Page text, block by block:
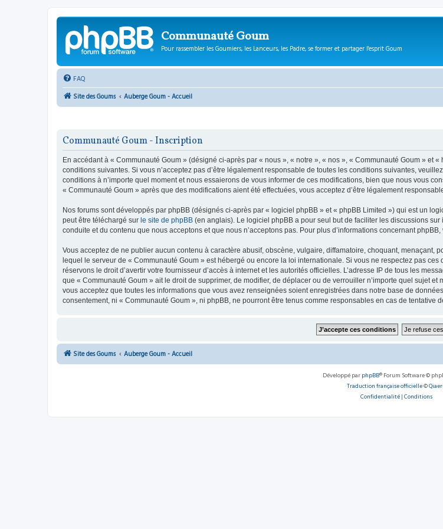
Communauté Goum
Pour rassembler les Goumiers, les Lanceurs, les Padre, se former et partager l'esprit Goum
FAQ
Site des Goums
Auberge Goum - Accueil
Communauté Goum - Inscription
En accédant à « Communauté Goum » (désigné ci-après par « nous », « notre », « nos », « Communauté Goum » et
conditions suivantes. Si vous n’acceptez pas d’être légalement responsable de toutes les conditions suivantes,
conditions à n’importe quel moment et nous essaierons de vous informer de ces modifications, bien que nous vous
« Communauté Goum » après que des modifications aient été effectuées, vous acceptez d’être légalement
Nos forums sont développés par phpBB (désignés ci-après par « logiciel phpBB » et « phpBB Limited ») qui est un
peut être téléchargé sur le site de phpBB (en anglais). Le logiciel phpBB a pour seul but de faciliter les discussions
conduite et du contenu que nous acceptons et que nous n’acceptons pas. Pour plus d’informations concernant
Vous acceptez de ne publier aucun contenu à caractère abusif, obscène, vulgaire, diffamatoire, choquant,
lequel le serveur de « Communauté Goum » est hébergé ou encore la loi internationale. Si vous ne respectez pas
réservons le droit d’avertir votre fournisseur d’accès à internet et les autorités officielles. L’adresse IP de tous les
que « Communauté Goum » ait le droit de supprimer, de modifier, de déplacer ou de verrouiller n’importe quel sujet
vous acceptez que toutes les informations que vous avez renseignées soient enregistrées dans notre base de
consentement, ni « Communauté Goum », ni phpBB, ne pourront être tenus comme responsables en cas de tentative
Site des Goums Auberge Goum - Accueil
Développé par phpBB® Forum Software ©
Traduction française officielle©
Confidentialité | Conditions